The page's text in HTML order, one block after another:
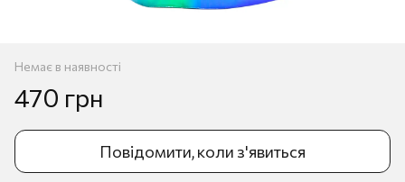
Немає в наявності
470 грн
Повідомити, коли з'явиться